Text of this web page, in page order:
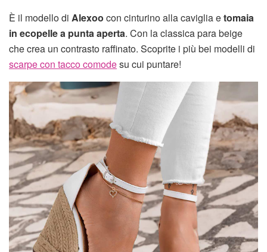
È il modello di Alexoo con cinturino alla caviglia etomaia
in ecopelle a punta aperta. Con la classica para beige
che crea un contrasto raffinato. Scoprite i più bei modelli di
scarpe con tacco comodesu cui puntare!